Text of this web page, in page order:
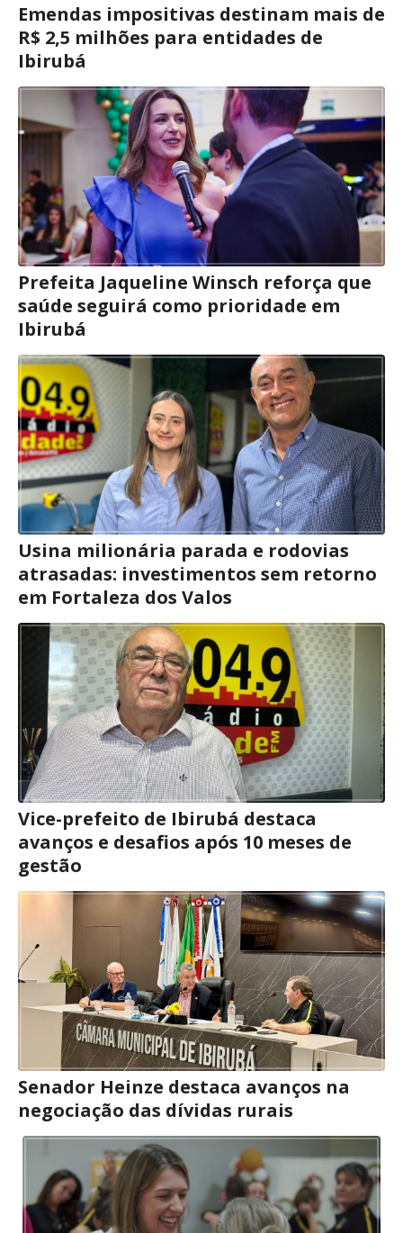
Emendas impositivas destinam mais de
R$ 2,5 milhões para entidades de
Ibirubá
Prefeita Jaqueline Winsch reforça que
saúde seguirá como prioridade em
Ibirubá
Usina milionária parada e rodovias
atrasadas: investimentos sem retorno
em Fortaleza dos Valos
Vice-prefeito de Ibirubá destaca
avanços e desafios após 10 meses de
gestão
Senador Heinze destaca avanços na
negociação das dívidas rurais